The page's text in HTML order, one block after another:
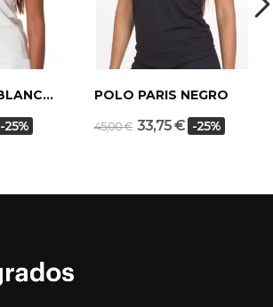
POLO PLOMO BLANCO
-25%
POLO PARIS NEGRO
45,00 € 33,75 € -25%